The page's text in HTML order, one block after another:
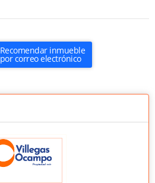
Recomendar inmueble
por correo electrónico